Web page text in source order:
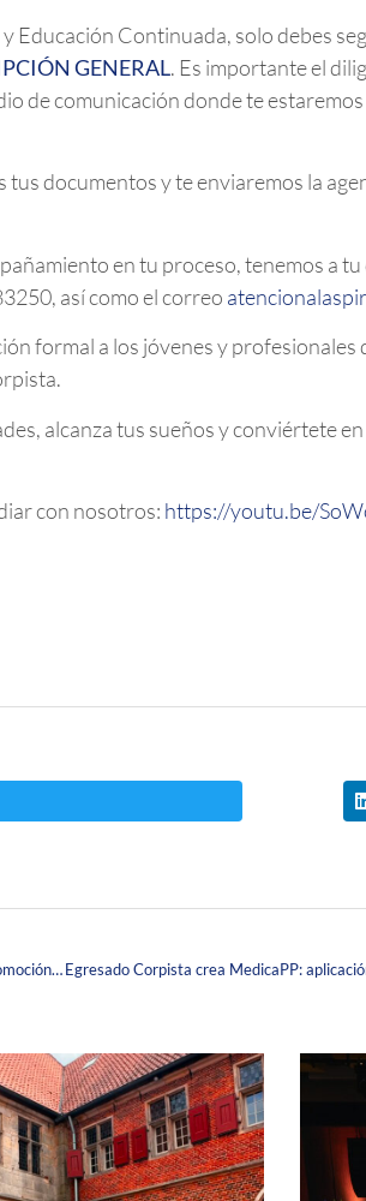
Continuada, solo debes
GENERAL. Es importante el
de comunicación donde te
documentos y te enviaremos la
en tu proceso, tenemos a
así como el correo
formal a los jóvenes y profesionales
alcanza tus sueños y conviértete
con nosotros: https://youtu.be/
ECO- Egresados Corpistas, realiza el Primer Encuentro Virtual de Egresados, promoción 1978.